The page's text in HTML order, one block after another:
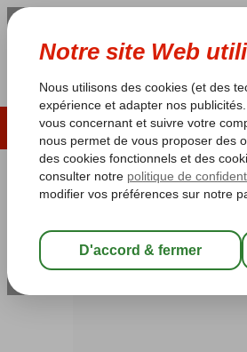
ÉTÉ 2026
Les garanties de vacances
Cle Seaside